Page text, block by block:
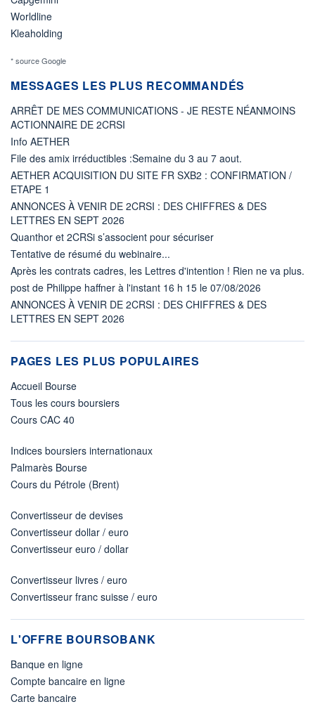
Worldline
Kleaholding
* source Google
MESSAGES LES PLUS RECOMMANDÉS
ARRÊT DE MES COMMUNICATIONS - JE RESTE NÉANMOINS
ACTIONNAIRE DE 2CRSI
Info AETHER
File des amix irréductibles :Semaine du 3 au 7 aout.
AETHER ACQUISITION DU SITE FR SXB2 : CONFIRMATION /
ETAPE 1
ANNONCES À VENIR DE 2CRSI : DES CHIFFRES & DES
LETTRES EN SEPT 2026
Quanthor et 2CRSi s’associent pour sécuriser
Tentative de résumé du webinaire...
Après les contrats cadres, les Lettres d'intention ! Rien ne va plus.
post de Philippe haffner à l'instant 16 h 15 le 07/08/2026
ANNONCES À VENIR DE 2CRSI : DES CHIFFRES & DES
LETTRES EN SEPT 2026
PAGES LES PLUS POPULAIRES
Accueil Bourse
Tous les cours boursiers
Cours CAC 40
Indices boursiers internationaux
Palmarès Bourse
Cours du Pétrole (Brent)
Convertisseur de devises
Convertisseur dollar / euro
Convertisseur euro / dollar
Convertisseur livres / euro
Convertisseur franc suisse / euro
L'OFFRE BOURSOBANK
Banque en ligne
Compte bancaire en ligne
Carte bancaire